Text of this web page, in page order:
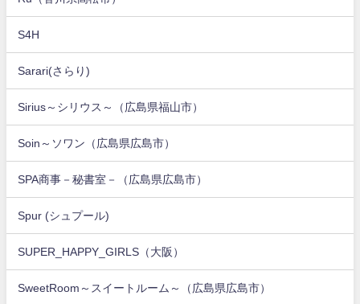
S4H
Sarari(さらり)
Sirius～シリウス～（広島県福山市）
Soin～ソワン（広島県広島市）
SPA商事－秘書室－（広島県広島市）
Spur (シュプール)
SUPER_HAPPY_GIRLS（大阪）
SweetRoom～スイートルーム～（広島県広島市）